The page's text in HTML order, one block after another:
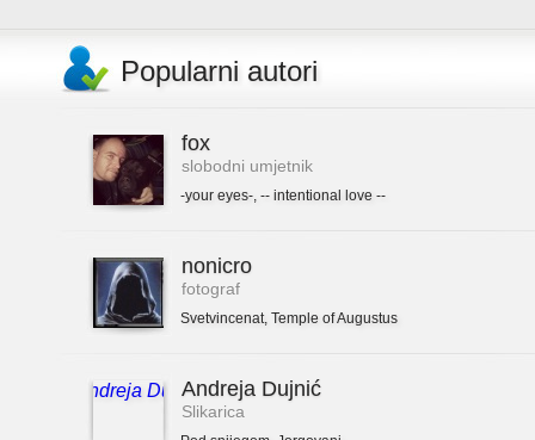
Popularni autori
fox
slobodni umjetnik
-your eyes-, -- intentional love --
nonicro
fotograf
Svetvincenat, Temple of Augustus
Andreja Dujnić
Slikarica